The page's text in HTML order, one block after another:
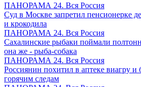
ПАНОРАМА 24. Вся Россия
Суд в Москве запретил пенсионерке
и крокодила
ПАНОРАМА 24. Вся Россия
Сахалинские рыбаки поймали
она же - рыба-собака
ПАНОРАМА 24. Вся Россия
Россиянин похитил в аптеке виагру и
горячим следам